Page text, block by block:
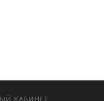
КАБИНЕТ